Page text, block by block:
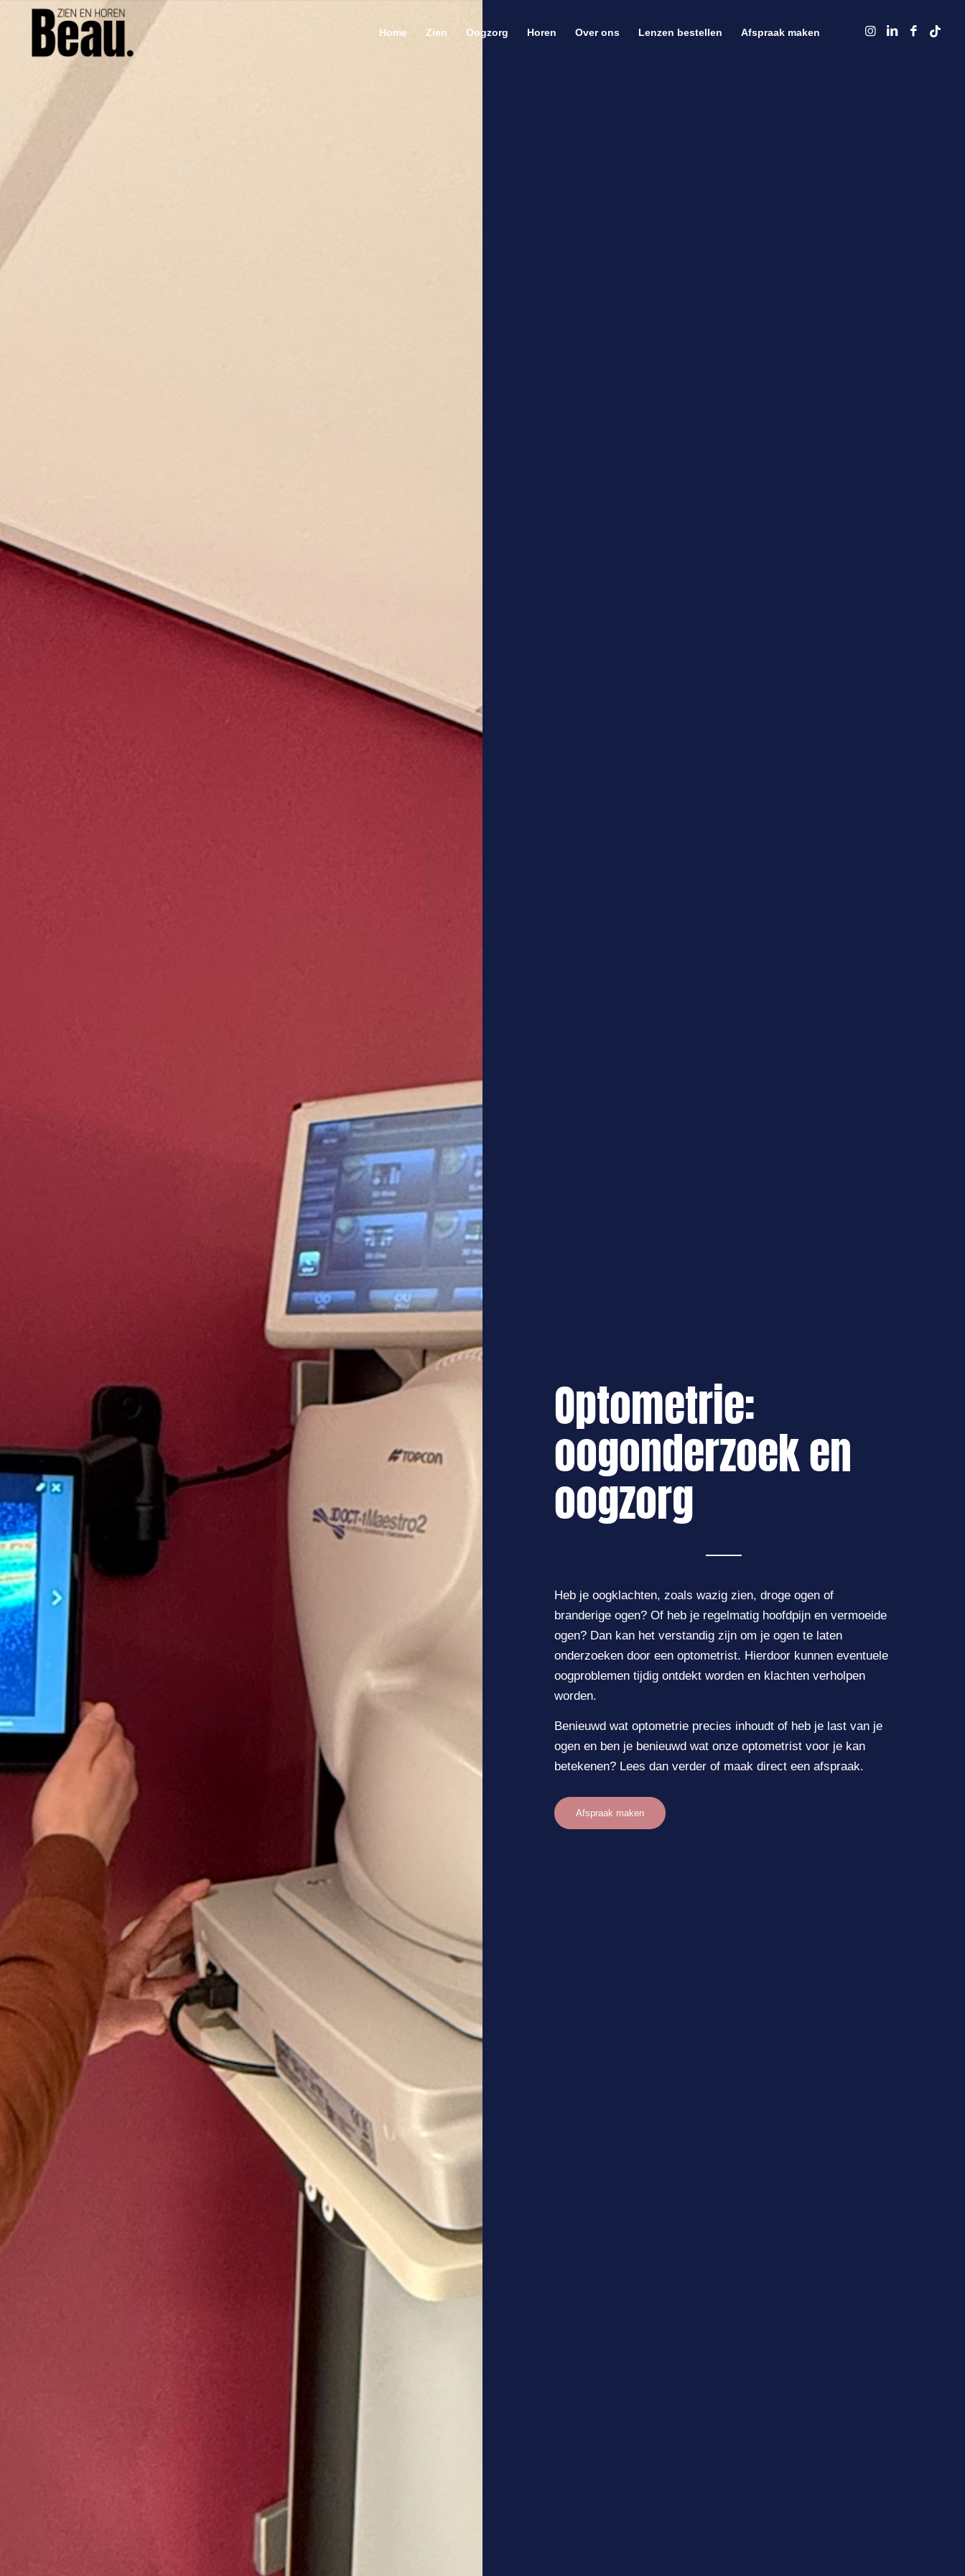
Home Zien Oogzorg Horen Over ons Lenzen bestellen Afspraak maken
Optometrie:
oogonderzoek en
oogzorg
Heb je oogklachten, zoals wazig zien, droge ogen of
branderige ogen? Of heb je regelmatig hoofdpijn en vermoeide
ogen? Dan kan het verstandig zijn om je ogen te laten
onderzoeken door een optometrist. Hierdoor kunnen eventuele
oogproblemen tijdig ontdekt worden en klachten verholpen
worden.
Benieuwd wat optometrie precies inhoudt of heb je last van je
ogen en ben je benieuwd wat onze optometrist voor je kan
betekenen? Lees dan verder of maak direct een afspraak.
Afspraak maken